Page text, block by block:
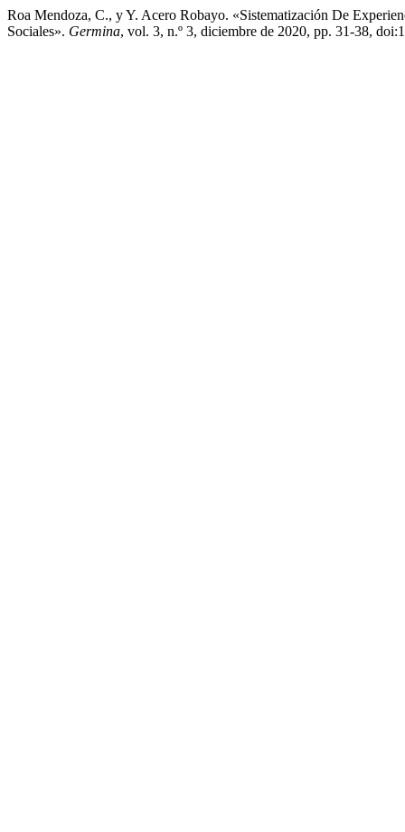
Roa Mendoza, C., y Y. Acero Robayo. «Sistematización De
Sociales». Germina, vol. 3, n.º 3, diciembre de 2020, pp. 31-38,